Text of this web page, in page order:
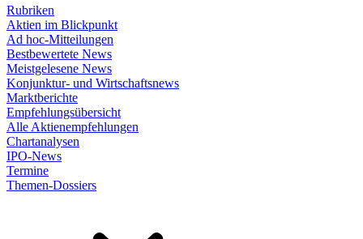
Rubriken
Aktien im Blickpunkt
Ad hoc-Mitteilungen
Bestbewertete News
Meistgelesene News
Konjunktur- und Wirtschaftsnews
Marktberichte
Empfehlungsübersicht
Alle Aktienempfehlungen
Chartanalysen
IPO-News
Termine
Themen-Dossiers